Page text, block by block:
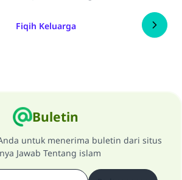
Fiqih Keluarga
Buletin
untuk menerima buletin dari situs
Jawab Tentang islam